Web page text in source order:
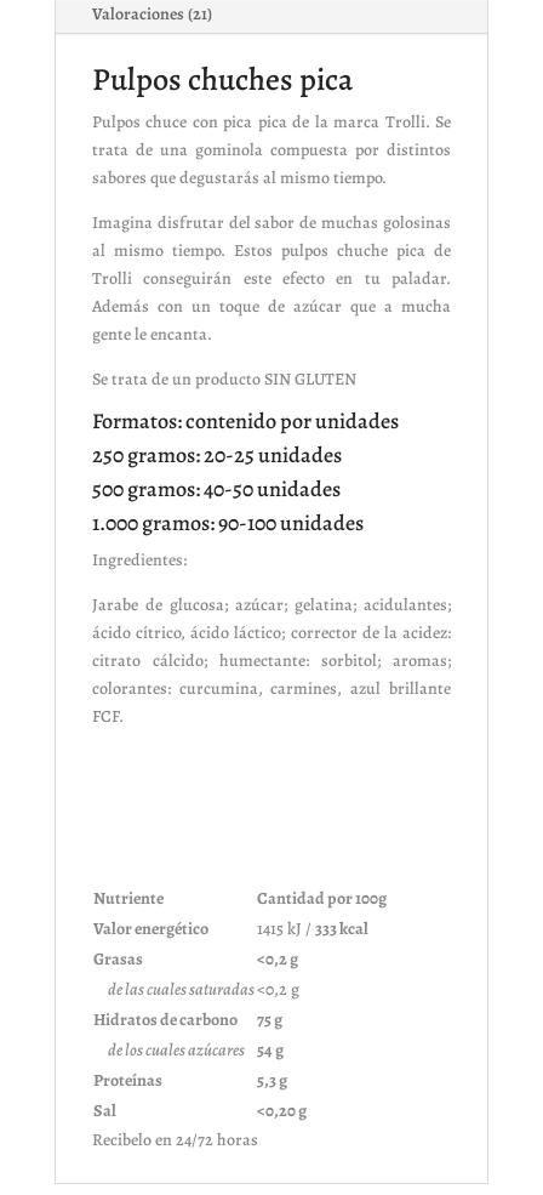
Valoraciones (21)
Pulpos chuches pica
Pulpos chuce con pica pica de la marca Trolli. Se
trata de una gominola compuesta por distintos
sabores que degustarás al mismo tiempo.
Imagina disfrutar del sabor de muchas golosinas
al mismo tiempo. Estos pulpos chuche pica de
Trolli conseguirán este efecto en tu paladar.
Además con un toque de azúcar que a mucha
gente le encanta.
Se trata de un producto SIN GLUTEN
Formatos: contenido por unidades
250 gramos: 20-25 unidades
500 gramos: 40-50 unidades
1.000 gramos: 90-100 unidades
Ingredientes:
Jarabe de glucosa; azúcar; gelatina; acidulantes;
ácido cítrico, ácido láctico; corrector de la acidez:
citrato cálcido; humectante: sorbitol; aromas;
colorantes: curcumina, carmines, azul brillante
FCF.
Nutriente
Cantidad por 100g
Valor energético
1415 kJ / 333 kcal
Grasas
<0,2 g
de las cuales saturadas<0,2 g
Hidratos de carbono
75 g
de los cuales azúcares 54 g
Proteínas
5,3 g
Sal
<0,20 g
Recibelo en 24/72 horas